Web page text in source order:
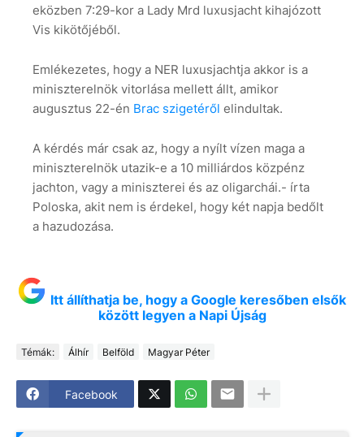
eközben 7:29-kor a Lady Mrd luxusjacht kihajózott
Vis kikötőjéből.
Emlékezetes, hogy a NER luxusjachtja akkor is a
miniszterelnök vitorlása mellett állt, amikor
augusztus 22-én Brac szigetéről elindultak.
A kérdés már csak az, hogy a nyílt vízen maga a
miniszterelnök utazik-e a 10 milliárdos közpénz
jachton, vagy a miniszterei és az oligarchái.- írta
Poloska, akit nem is érdekel, hogy két napja bedőlt
a hazudozása.
Itt állíthatja be, hogy a Google keresőben elsők
között legyen a Napi Újság
Témák: Álhír Belföld Magyar Péter
Facebook